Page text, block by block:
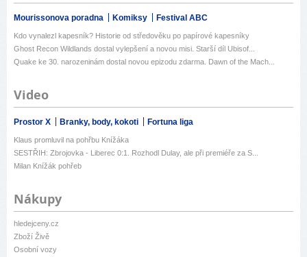
Mourissonova poradna Komiksy Festival ABC
Kdo vynalezl kapesník? Historie od středověku po papírové kapesníky
Ghost Recon Wildlands dostal vylepšení a novou misi. Starší díl Ubisof...
Quake ke 30. narozeninám dostal novou epizodu zdarma. Dawn of the Mach...
Video
Prostor X Branky, body, kokoti Fortuna liga
Klaus promluvil na pohřbu Knížáka
SESTŘIH: Zbrojovka - Liberec 0:1. Rozhodl Dulay, ale při premiéře za S...
Milan Knížák pohřeb
Nákupy
hledejceny.cz
Zboží Živě
Osobní vozy